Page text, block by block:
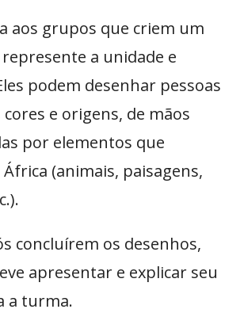
aos grupos que criem um
a unidade e
podem desenhar pessoas
e origens, de mãos
por elementos que
(animais, paisagens,
concluírem os desenhos,
apresentar e explicar seu
a turma.